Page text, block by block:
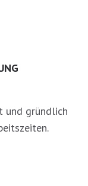
und gründlich